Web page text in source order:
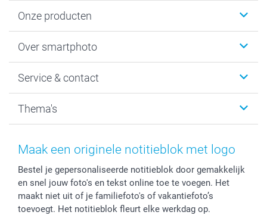
Onze producten
Fotoboeken
Fotocadeaus
Kaarten
Over smartphoto
Vacatures
Bestelproces
Herroepingsrecht
Cookiebeleid
Reviews
Prijslijst
Service & contact
Tevredenheidsgarantie
Mijn orderstatus
smartfriends
service@smartphoto.nl
Affiliate partnerprogramma
Thema's
Baby
Vaderdag
Huwelijk
Maak een originele notitieblok met logo
Bestel je gepersonaliseerde notitieblok door gemakkelijk
en snel jouw foto's en tekst online toe te voegen. Het
maakt niet uit of je familiefoto's of vakantiefoto’s
toevoegt. Het notitieblok fleurt elke werkdag op.